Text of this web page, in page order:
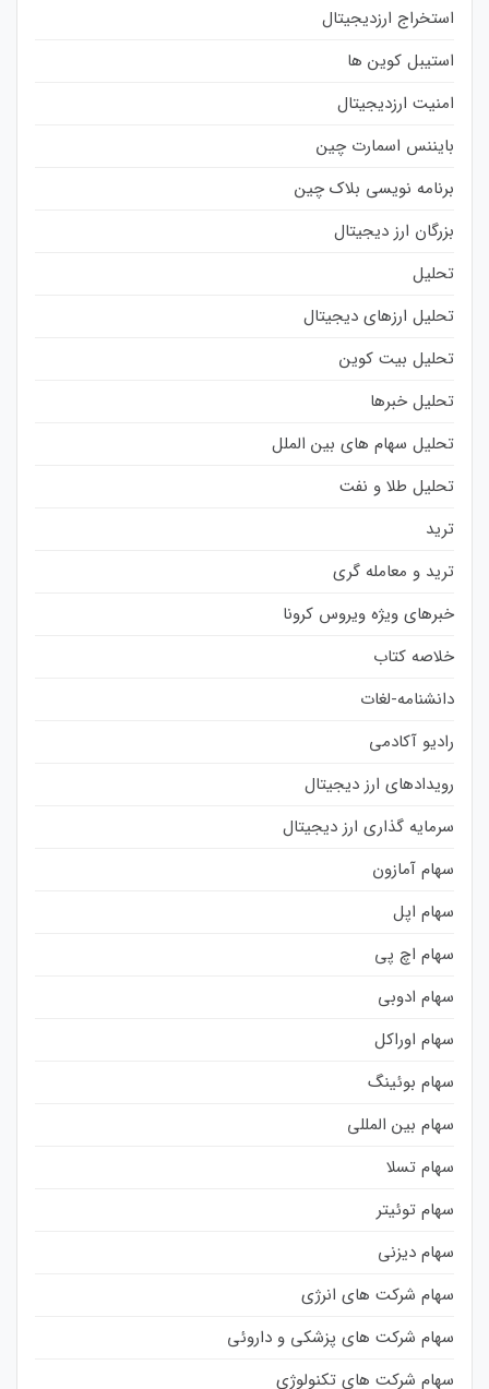
استخراج ارزدیجیتال
استیبل کوین ها
امنیت ارزدیجیتال
بایننس اسمارت چین
برنامه نویسی بلاک چین
بزرگان ارز دیجیتال
تحلیل
تحلیل ارزهای دیجیتال
تحلیل بیت کوین
تحلیل خبرها
تحلیل سهام های بین الملل
تحلیل طلا و نفت
ترید
ترید و معامله گری
خبرهای ویژه ویروس کرونا
خلاصه کتاب
دانشنامه-لغات
رادیو آکادمی
رویدادهای ارز دیجیتال
سرمایه گذاری ارز دیجیتال
سهام آمازون
سهام اپل
سهام اچ پی
سهام ادوبی
سهام اوراکل
سهام بوئینگ
سهام بین المللی
سهام تسلا
سهام توئیتر
سهام دیزنی
سهام شرکت های انرژی
سهام شرکت های پزشکی و داروئی
سهام شرکت های تکنولوژی